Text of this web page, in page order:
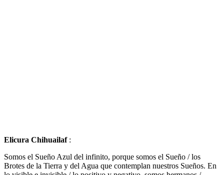
Elicura Chihuailaf:
Somos el Sueño Azul del infinito, porque somos el Sueño / los
Brotes de la Tierra y del Agua que contemplan nuestros Sueños. En